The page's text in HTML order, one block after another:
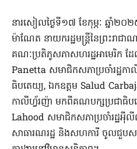
នារសៀលថ្ងៃទី១៧ ខែកុម្ភៈ ឆ្នាំ២
ម៉ាណែត នាយករដ្ឋមន្ត្រីនៃព្រះរាជា
គណៈប្រតិភូសភាសហរដ្ឋអាមេរិក ដ
Panetta សមាជិកសភាប្រចាំរដ្ឋក
ធិបតេយ្យ,​ ឯកឧត្តម​ Salud
កាលីហ្វ័រញ៉ា​ មកពីគណបក្សប្រជាធិប
Lahood សមាជិកសភាប្រចាំរដ្
សាធារណរដ្ឋ និង​សហការី​ ចូលជួបសម្